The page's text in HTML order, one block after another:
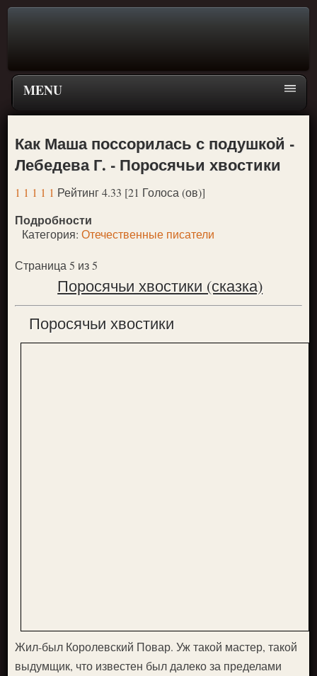
MENU
Главная страница
Поиск
ПЕРЕЙТИ К ГЛАВНОМУ МЕНЮ СКАЗОК
Новое
Популярное
Как Маша поссорилась с подушкой -
Лебедева Г. - Поросячьи хвостики
1 1 1 1 1 Рейтинг 4.33 [21 Голоса (ов)]
Подробности
Категория:Отечественные писатели
Страница 5 из 5
Поросячьи хвостики (сказка)
Поросячьи хвостики
Жил-был Королевский Повар. Уж такой мастер, такой
выдумщик, что известен был далеко за пределами